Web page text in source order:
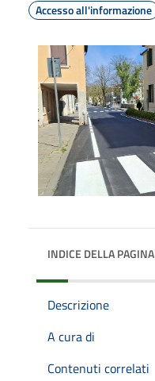
Accesso all'informazione
INDICE DELLA PAGINA
Descrizione
A cura di
Contenuti correlati